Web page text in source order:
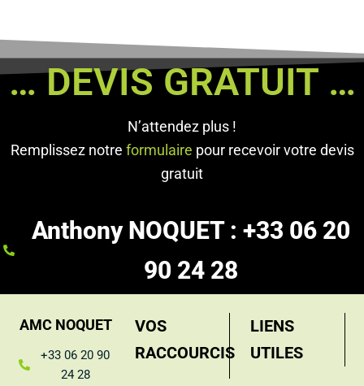
… DEVIS GRATUIT …
N’attendez plus !
Remplissez notre formulaire pour recevoir votre devis
gratuit
Anthony NOQUET : +33 06 20
90 24 28
AMC NOQUET
+33 06 20 90
24 28
VOS
RACCOURCIS
LIENS
UTILES